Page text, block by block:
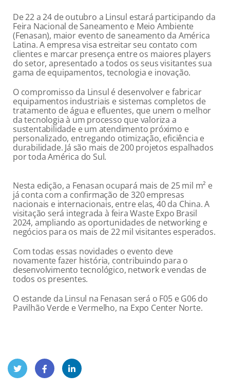
De 22 a 24 de outubro a Linsul estará participando da
Feira Nacional de Saneamento e Meio Ambiente
(Fenasan), maior evento de saneamento da América
Latina. A empresa visa estreitar seu contato com
clientes e marcar presença entre os maiores players
do setor, apresentado a todos os seus visitantes sua
gama de equipamentos, tecnologia e inovação.
O compromisso da Linsul é desenvolver e fabricar
equipamentos industriais e sistemas completos de
tratamento de água e efluentes, que unem o melhor
da tecnologia à um processo que valoriza a
sustentabilidade e um atendimento próximo e
personalizado, entregando otimização, eficiência e
durabilidade. Já são mais de 200 projetos espalhados
por toda América do Sul.
Nesta edição, a Fenasan ocupará mais de 25 mil m² e
já conta com a confirmação de 320 empresas
nacionais e internacionais, entre elas, 40 da China. A
visitação será integrada à feira Waste Expo Brasil
2024, ampliando as oportunidades de networking e
negócios para os mais de 22 mil visitantes esperados.
Com todas essas novidades o evento deve
novamente fazer história, contribuindo para o
desenvolvimento tecnológico, network e vendas de
todos os presentes.
O estande da Linsul na Fenasan será o F05 e G06 do
Pavilhão Verde e Vermelho, na Expo Center Norte.